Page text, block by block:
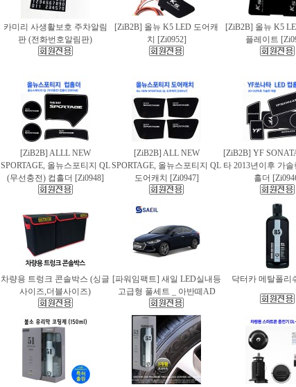
카미리 사생활보호 주차알림
판 (전화번호알림판)
[ZiB2B] 올뉴 K5 LED 도어캐
치 [Zi0952]
[ZiB2B] 올뉴 K5
플레이트
[ZiB2B] ALLL NEW
SPORTAGE, 올뉴스포티지 QL
(무선충전) 컵홀더 [Zi0948]
[ZiB2B] ALL NEW
SPORTAGE, 올뉴스포티지 QL
도어캐치 [Zi0947]
[ZiB2B] YF
타 2013년이후 가솔
홀더
차량용 트렁크 콘솔박스 (싱글
사이즈,더블사이즈)
[파워임팩트] 새일 LED실내등
고급형 풀세트 _ 아반떼AD
닥터카 메탈폴리